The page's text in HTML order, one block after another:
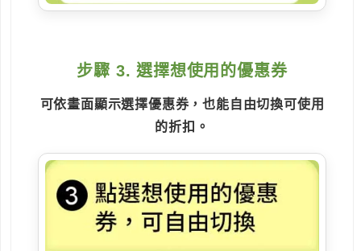
步驟 3. 選擇想使用的優惠券
可依畫面顯示選擇優惠券，也能自由切換可使用
的折扣。